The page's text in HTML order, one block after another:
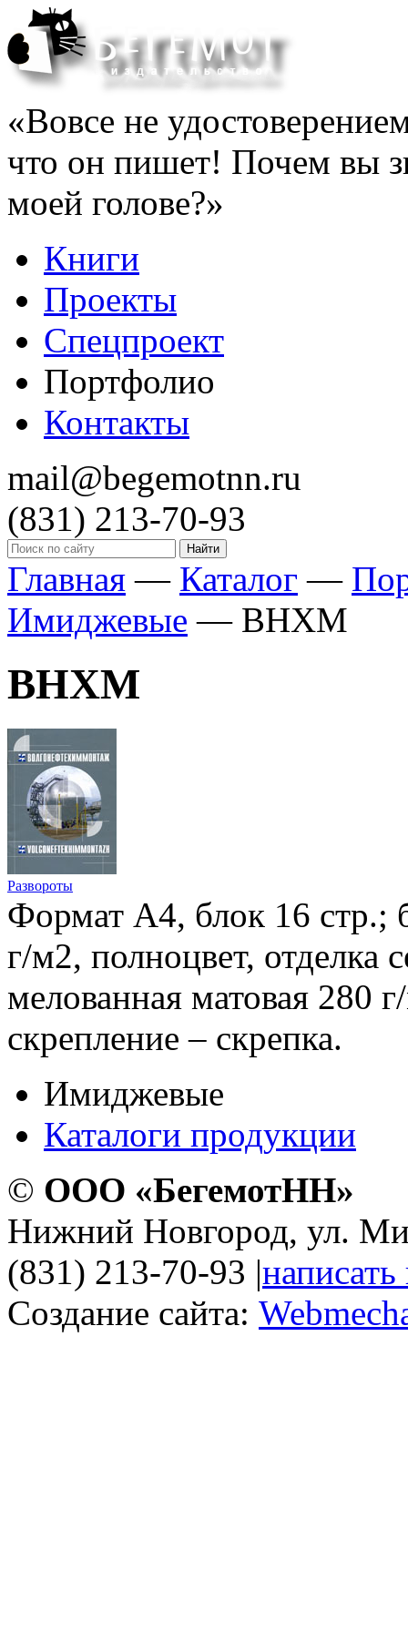
«Вовсе не
что он пишет! Почем вы
моей голове?»
Книги
Проекты
Спецпроект
Портфолио
Контакты
mail@begemotnn.ru
(831) 213-70-93
Главная — Каталог —
Имиджевые — ВНХМ
ВНХМ
Развороты
Формат А4, блок 16 стр.;
г/м2, полноцвет, отделка
мелованная матовая 280
скрепление – скрепка.
Имиджевые
Каталоги продукции
© ООО «БегемотНН»
Нижний Новгород, ул.
(831) 213-70-93 |
Создание сайта: